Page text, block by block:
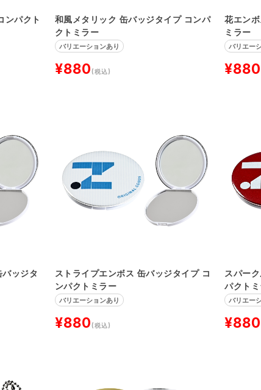
ンパクト
和風メタリック 缶バッジタイプ コンパ
クトミラー
バリエーションあり
¥880(税込)
花エン
ミラー
バリエー
¥880
ッジタ
ストライプエンボス 缶バッジタイプ コ
ンパクトミラー
バリエーションあり
¥880(税込)
スパー
パクト
バリエー
¥880